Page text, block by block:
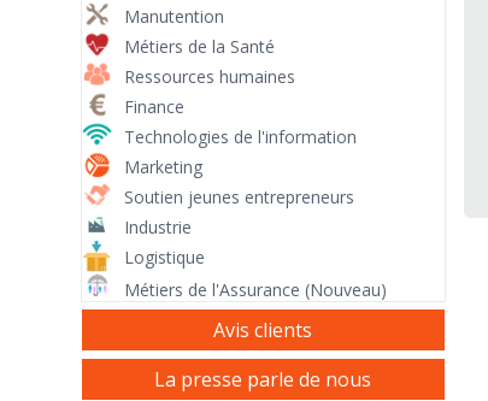
Manutention
Métiers de la Santé
Ressources humaines
Finance
Technologies de l'information
Marketing
Soutien jeunes entrepreneurs
Industrie
Logistique
Métiers de l'Assurance (Nouveau)
Avis clients
La presse parle de nous